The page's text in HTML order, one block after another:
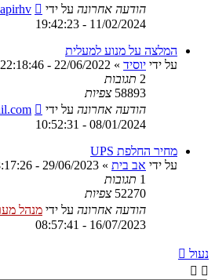
הודעה אחרונה על ידי
11/02/2024 - 19:42:23
המלצה על מנוע למעלית
על ידי יוסיד »
22/06/2022 - 22:18:46
2 תגובות
58893 צפיות
הודעה אחרונה על ידי
08/01/2024 - 10:52:31
מחיר החלפת UPS
על ידי אב בית »
29/06/2023 - 18:17:26
1 תגובות
52270 צפיות
הודעה אחרונה על ידי מנהל
16/07/2023 - 08:57:41
נעול